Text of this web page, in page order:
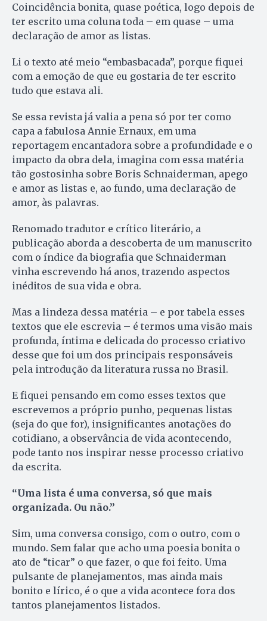
Coincidência bonita, quase poética, logo depois de
ter escrito uma coluna toda – em quase – uma
declaração de amor as listas.
Li o texto até meio “embasbacada”, porque fiquei
com a emoção de que eu gostaria de ter escrito
tudo que estava ali.
Se essa revista já valia a pena só por ter como
capa a fabulosa Annie Ernaux, em uma
reportagem encantadora sobre a profundidade e o
impacto da obra dela, imagina com essa matéria
tão gostosinha sobre Boris Schnaiderman, apego
e amor as listas e, ao fundo, uma declaração de
amor, às palavras.
Renomado tradutor e crítico literário, a
publicação aborda a descoberta de um manuscrito
com o índice da biografia que Schnaiderman
vinha escrevendo há anos, trazendo aspectos
inéditos de sua vida e obra.
Mas a lindeza dessa matéria – e por tabela esses
textos que ele escrevia – é termos uma visão mais
profunda, íntima e delicada do processo criativo
desse que foi um dos principais responsáveis
pela introdução da literatura russa no Brasil.
E fiquei pensando em como esses textos que
escrevemos a próprio punho, pequenas listas
(seja do que for), insignificantes anotações do
cotidiano, a observância de vida acontecendo,
pode tanto nos inspirar nesse processo criativo
da escrita.
“Uma lista é uma conversa, só que mais
organizada. Ou não.”
Sim, uma conversa consigo, com o outro, com o
mundo. Sem falar que acho uma poesia bonita o
ato de “ticar” o que fazer, o que foi feito. Uma
pulsante de planejamentos, mas ainda mais
bonito e lírico, é o que a vida acontece fora dos
tantos planejamentos listados.